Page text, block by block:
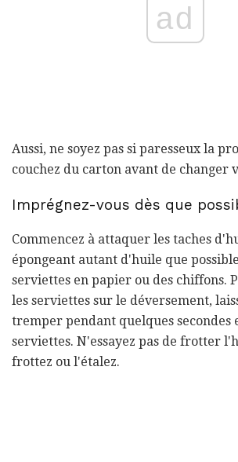
ad
Aussi, ne soyez pas si paresseux la
couchez du carton avant de changer
Imprégnez-vous dès que
Commencez à attaquer les taches
épongeant autant d'huile que
serviettes en papier ou des chiffons.
les serviettes sur le déversement,
tremper pendant quelques secondes
serviettes. N'essayez pas de frotter
frottez ou l'étalez.